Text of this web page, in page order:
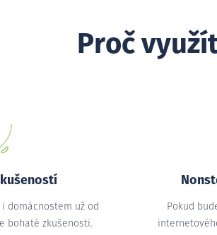
Proč
domácnostem už od
bohaté zkušenosti.
Pokud